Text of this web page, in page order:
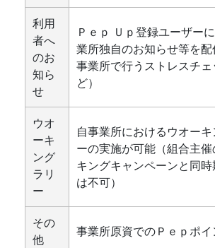
利用
者へ
のお
知ら
せ
Ｐｅｐ Ｕｐ登録ユーザー
業所独自のお知らせ等を配
事業所で行うストレスチェ
ど）
ウオ
ーキ
ング
ラリ
ー
自事業所におけるウオーキ
ーの実施が可能（組合主
キングキャンペーンと同
は不可）
その
他
事業所原資でのＰｅｐポ